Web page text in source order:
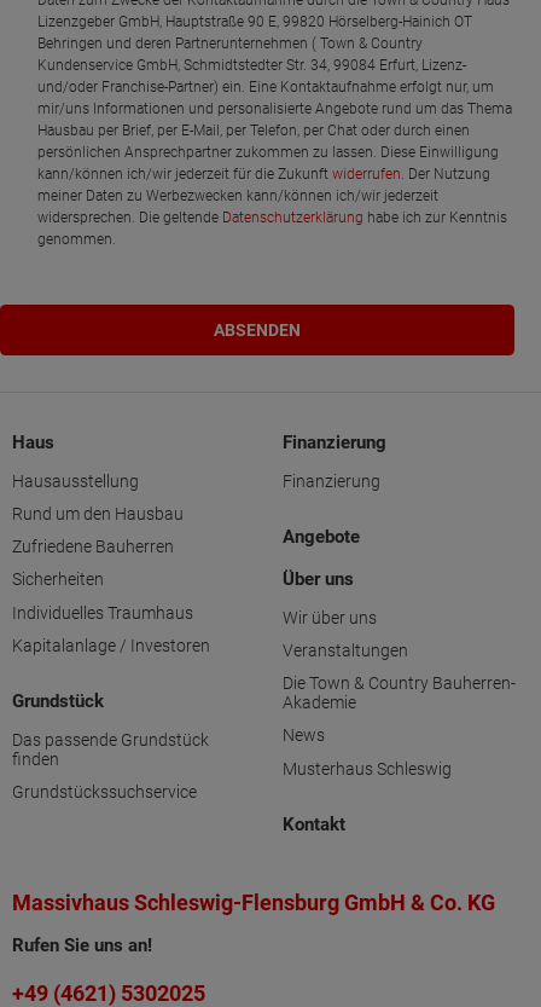
Lizenzgeber GmbH, Hauptstraße 90 E, 99820 Hörselberg-Hainich OT
Behringen und deren Partnerunternehmen ( Town & Country
Kundenservice GmbH, Schmidtstedter Str. 34, 99084 Erfurt, Lizenz-
und/oder Franchise-Partner) ein. Eine Kontaktaufnahme erfolgt nur, um
mir/uns Informationen und personalisierte Angebote rund um das Thema
Hausbau per Brief, per E-Mail, per Telefon, per Chat oder durch einen
persönlichen Ansprechpartner zukommen zu lassen. Diese Einwilligung
kann/können ich/wir jederzeit für die Zukunftwiderrufen . Der Nutzung
meiner Daten zu Werbezwecken kann/können ich/wir jederzeit
widersprechen. Die geltende Datenschutzerklärung habe ich zur Kenntnis
genommen.
Haus
Hausausstellung
Rund um den Hausbau
Zufriedene Bauherren
Sicherheiten
Individuelles Traumhaus
Kapitalanlage / Investoren
Grundstück
Das passende Grundstück
finden
Grundstückssuchservice
Finanzierung
Finanzierung
Angebote
Über uns
Wir über uns
Veranstaltungen
Die Town & Country Bauherren-
Akademie
News
Musterhaus Schleswig
Kontakt
Massivhaus Schleswig-Flensburg GmbH & Co. KG
Rufen Sie uns an!
+49 (4621) 5302025